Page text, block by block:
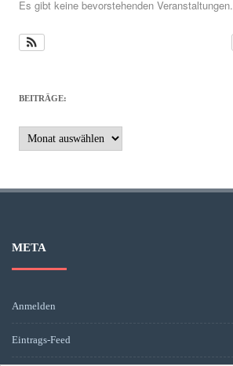
Es gibt keine bevorstehenden Veranstaltungen.
BEITRÄGE:
META
Anmelden
Eintrags-Feed